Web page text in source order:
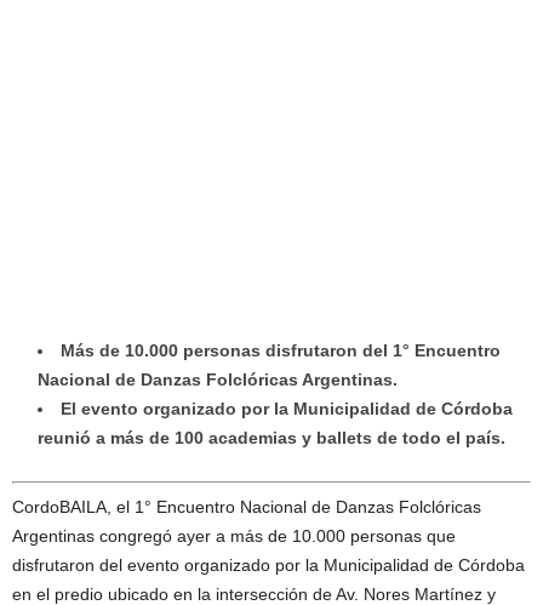
Más de 10.000 personas disfrutaron del 1° Encuentro
Nacional de Danzas Folclóricas Argentinas.
El evento organizado por la Municipalidad de Córdoba
reunió a más de 100 academias y ballets de todo el país.
CordoBAILA, el 1° Encuentro Nacional de Danzas Folclóricas
Argentinas congregó ayer a más de 10.000 personas que
disfrutaron del evento organizado por la Municipalidad de Córdoba
en el predio ubicado en la intersección de Av. Nores Martínez y